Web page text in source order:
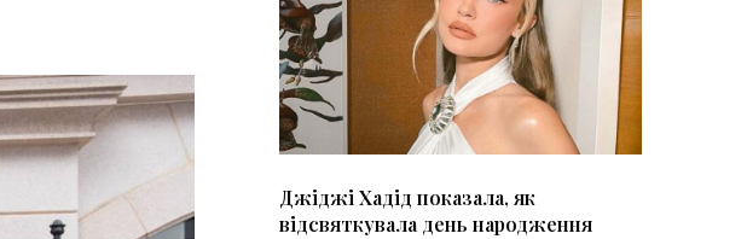
Джіджі Хадід показала, як
відсвяткувала день народження